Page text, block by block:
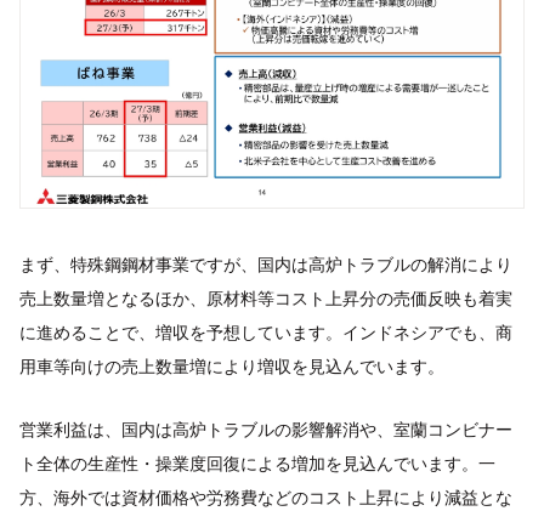
まず、特殊鋼鋼材事業ですが、国内は高炉トラブルの解消により
売上数量増となるほか、原材料等コスト上昇分の売価反映も着実
に進めることで、増収を予想しています。インドネシアでも、商
用車等向けの売上数量増により増収を見込んでいます。
営業利益は、国内は高炉トラブルの影響解消や、室蘭コンビナー
ト全体の生産性・操業度回復による増加を見込んでいます。一
方、海外では資材価格や労務費などのコスト上昇により減益とな